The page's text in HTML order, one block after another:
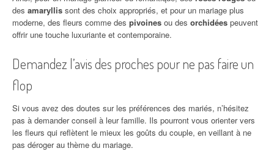
des amaryllis sont des choix appropriés, et pour un mariage plus
moderne, des fleurs comme des pivoines ou des orchidées peuvent
offrir une touche luxuriante et contemporaine.
Demandez l’avis des proches pour ne pas faire un
flop
Si vous avez des doutes sur les préférences des mariés, n’hésitez
pas à demander conseil à leur famille. Ils pourront vous orienter vers
les fleurs qui reflètent le mieux les goûts du couple, en veillant à ne
pas déroger au thème du mariage.